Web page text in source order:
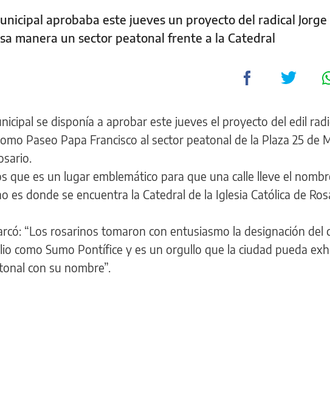
aprobaba este jueves un proyecto del radical Jorge
manera un sector peatonal frente a la Catedral
se disponía a aprobar este jueves el proyecto del edil
Paseo Papa Francisco al sector peatonal de la Plaza 25 de
que es un lugar emblemático para que una calle lleve el
es donde se encuentra la Catedral de la Iglesia Católica de
“Los rosarinos tomaron con entusiasmo la designación del
como Sumo Pontífice y es un orgullo que la ciudad pueda
con su nombre”.